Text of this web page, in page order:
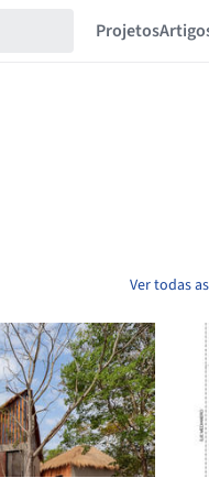
Projetos
Ver todas